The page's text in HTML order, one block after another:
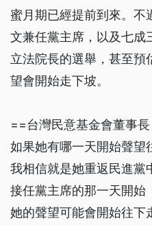
蜜月期已經提前到來。不
文兼任黨主席，以及七成
立法院長的選舉，甚至預
望會開始走下坡。
==台灣民意基金會董事
如果她有哪一天開始聲望
我相信就是她重返民進黨
接任黨主席的那一天開始
她的聲望可能會開始往下